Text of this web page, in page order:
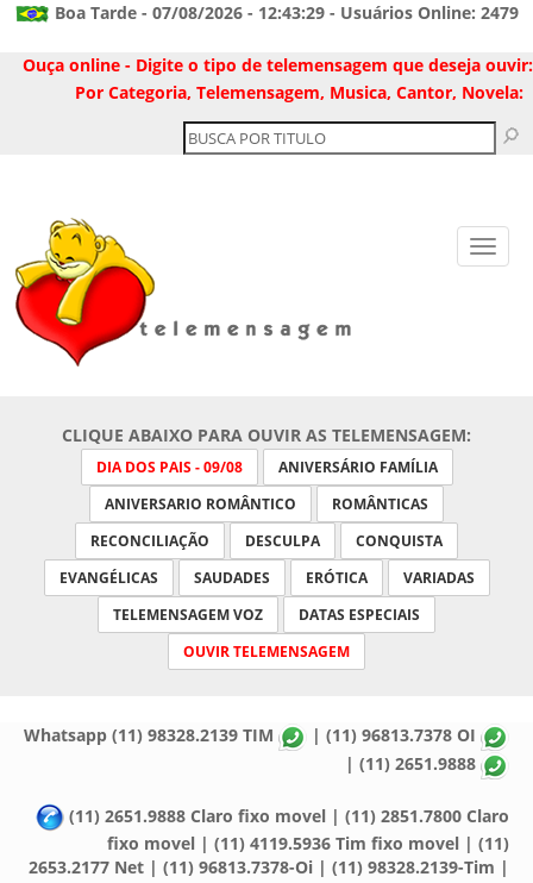
Boa Tarde - 07/08/2026 - 12:43:29 - Usuários Online: 2479
Ouça online - Digite o tipo de telemensagem que deseja ouvir:
Por Categoria, Telemensagem, Musica, Cantor, Novela:
CLIQUE ABAIXO PARA OUVIR AS TELEMENSAGEM:
DIA DOS PAIS - 09/08
ANIVERSÁRIO FAMÍLIA
ANIVERSARIO ROMÂNTICO
ROMÂNTICAS
RECONCILIAÇÃO
DESCULPA
CONQUISTA
EVANGÉLICAS
SAUDADES ERÓTICA
VARIADAS
TELEMENSAGEM VOZ
DATAS ESPECIAIS
OUVIR TELEMENSAGEM
Whatsapp (11) 98328.2139 TIM
| (11) 96813.7378 OI
| (11) 2651.9888
(11) 2651.9888 Claro fixo movel | (11) 2851.7800 Claro
fixo movel | (11) 4119.5936 Tim fixo movel | (11)
2653.2177 Net | (11) 96813.7378-Oi | (11) 98328.2139-Tim |